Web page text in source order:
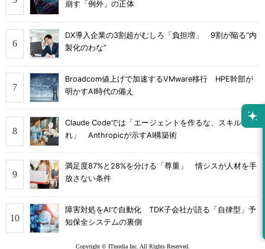
崩す「例外」の正体
DX導入企業の3割超がむしろ「負担増」 9割が陥る“内
製化のわな”
Broadcom値上げで加速するVMware移行 HPE幹部が
明かすAI時代の備え
Claude Codeでは「エージェントを作るな、スキルを作
れ」 Anthropicが示すAI構築術
満足度87%と28%を分ける「尊重」 情シスが人材を手
放さない条件
障害対処をAIで自動化 TDK子会社が語る「自律型」予
知保全システムの裏側
Copyright © ITmedia Inc. All Rights Reserved.